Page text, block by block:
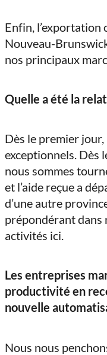
Enfin, l’exportation
Nouveau-
nos principaux
Quelle a été la
Dès le premier
exceptionnels. Dès
nous sommes
et l’aide reçue a
d’une autre
prépondérant dans
activités ici.
Les entreprises
productivité en
nouvelle
Nous nous